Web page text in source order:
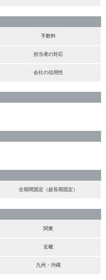
手数料
担当者の対応
会社の信用性
全期間固定（超長期固定）
関東
近畿
九州・沖縄